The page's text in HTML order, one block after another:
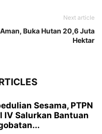
Next article
Aman, Buka Hutan 20,6 Juta
Hektar
Sesama, PTPN
IV Salurkan Bantuan